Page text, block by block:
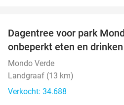
Dagentree voor park
onbeperkt eten en drinken
Mondo Verde
Landgraaf (13 km)
Verkocht: 34.688